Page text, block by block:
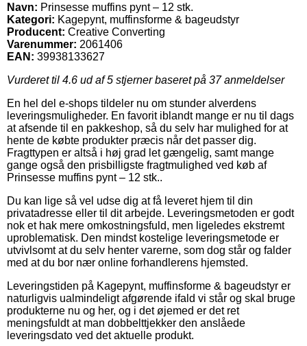
Navn: Prinsesse muffins pynt – 12 stk.
Kategori: Kagepynt, muffinsforme & bageudstyr
Producent: Creative Converting
Varenummer: 2061406
EAN: 39938133627
Vurderet til 4.6 ud af 5 stjerner baseret på 37anmeldelser
En hel del e-shops tildeler nu om stunder alverdens
leveringsmuligheder. En favorit iblandt mange er nu til dags
at afsende til en pakkeshop, så du selv har mulighed for at
hente de købte produkter præcis når det passer dig.
Fragttypen er altså i høj grad let gængelig, samt mange
gange også den prisbilligste fragtmulighed ved køb af
Prinsesse muffins pynt – 12 stk..
Du kan lige så vel udse dig at få leveret hjem til din
privatadresse eller til dit arbejde. Leveringsmetoden er godt
nok et hak mere omkostningsfuld, men ligeledes ekstremt
uproblematisk. Den mindst kostelige leveringsmetode er
utvivlsomt at du selv henter varerne, som dog står og falder
med at du bor nær online forhandlerens hjemsted.
Leveringstiden på Kagepynt, muffinsforme & bageudstyr er
naturligvis ualmindeligt afgørende ifald vi står og skal bruge
produkterne nu og her, og i det øjemed er det ret
meningsfuldt at man dobbelttjekker den anslåede
leveringsdato ved det aktuelle produkt.